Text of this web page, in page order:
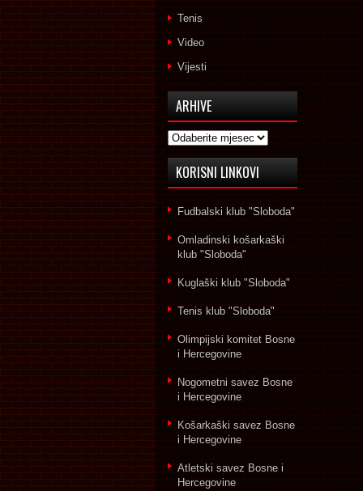
Tenis
Video
Vijesti
ARHIVE
Arhive
KORISNI LINKOVI
Fudbalski klub "Sloboda"
Omladinski košarkaški
klub "Sloboda"
Kuglaški klub "Sloboda"
Tenis klub "Sloboda"
Olimpijski komitet Bosne
i Hercegovine
Nogometni savez Bosne
i Hercegovine
Košarkaški savez Bosne
i Hercegovine
Atletski savez Bosne i
Hercegovine